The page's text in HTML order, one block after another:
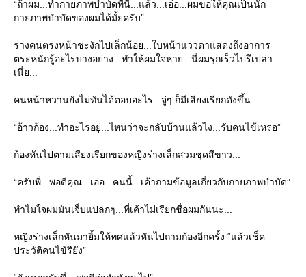
“ถ้าผม...ทำกายภาพบำบัดที่นี่...แล้ว...เอ่อ...ผมขอให้คุณเป็นนัก
กายภาพบำบัดของผมได้มั้ยครับ”
ร่างคนตรงหน้าชะงักไปเล็กน้อย...ใบหน้าแววตาแสดงถึงอาการ
ตระหนักรู้อะไรบางอย่าง...ทำให้ผมใจหาย...นี่ผมรุกเร็วไปรึเปล่า
เนี่ย...
คนหน้าหวานยังไม่ทันได้ตอบอะไร...จู่ๆ ก็มีเสียงเรียกดังขึ้น...
“อ้าวก้อง...ทำอะไรอยู่...ไหนว่าจะกลับบ้านแล้วไง...รับคนไข้เหรอ”
ก้องหันไปตามเสียงเรียกของหญิงร่างเล็กสวมชุดสีขาว...
“ครับพี่...พอดีคุณ...เอ่อ...คนนี้...เค้าถามข้อมูลเกี่ยวกับกายภาพบำบัด”
ทำไมใจผมมันเจ็บแปลกๆ...ที่เค้าไม่เรียกชื่อผมกันนะ...
หญิงร่างเล็กหันมายิ้มให้ทศแล้วหันไปถามก้องอีกครั้ง “แล้วเช็ค
ประวัติคนไข้รึยัง”